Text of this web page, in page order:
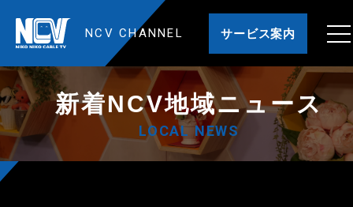
NCV CHANNEL サービス案内
新着NCV地域ニュース
LOCAL NEWS